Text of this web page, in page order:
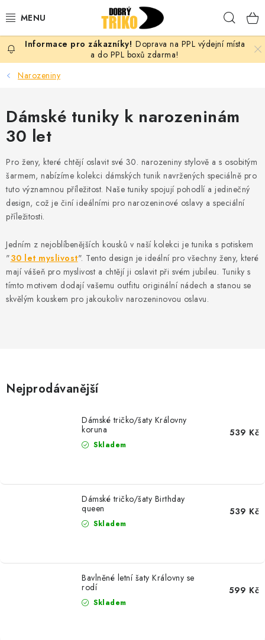
na
PRO ŽENY
PRO MUŽE
PRO DĚTI
DOPLŇKY
PRO PÁRY
VLASTNÍ MOTIV
MIKINY
OKAMŽITĚ K ODBĚRU
VÁNOCE
PROVIZNÍ SYSTÉM
Doprava na PPL výdejní místa
a do PPL boxů zdarma!
Narozeniny
Dámské tuniky k narozeninám
30 let
Pro ženy, které chtějí oslavit své 30. narozeniny stylově a s osobitým
šarmem, nabízíme kolekci dámských tunik navržených speciálně pro
tuto významnou příležitost. Naše tuniky spojují pohodlí a jedinečný
design, což je činí ideálními pro narozeninové oslavy a speciální
příležitosti.
Jedním z nejoblíbenějších kousků v naší kolekci je tunika s potiskem
"30 let myslivost". Tento design je ideální pro všechny ženy, které
mají vášeň pro myslivost a chtějí ji oslavit při svém jubileu. Tuniky s
tímto motivem dodají vašemu outfitu originální nádech a stanou se
skvělým kouskem pro jakoukoliv narozeninovou oslavu.
Nejprodávanější
Dámské tričko/šaty Královny
koruna
Skladem
539 Kč
Dámské tričko/šaty Birthday
queen
Skladem
539 Kč
Bavlněné letní šaty Královny se
rodí
Skladem
599 Kč